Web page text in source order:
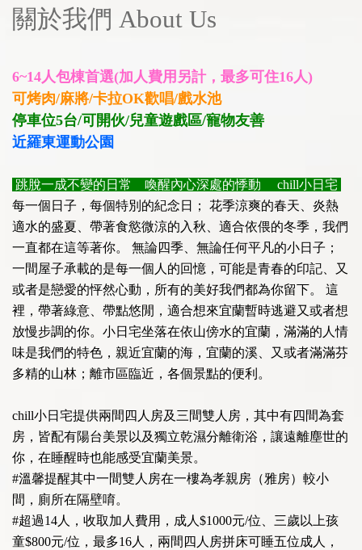
關於我們 About Us
6~14人包棟首選(加人費用另計，最多可住16人)
可烤肉/麻將/卡拉OK歡唱/戲水池
停車位5台/可開伙/兒童遊戲區/寵物友善
近羅東運動公園
跳脫一成不變的日常 喚醒內心深處的悸動 chill小日宅
每一個日子，每個特別的紀念日； 花季涼爽的春天、炎熱
適水的盛夏、帶著食慾微涼的入秋、適合依偎的冬季，我們
一直都在這等著你。 無論四季、無論任何平凡的小日子；
一間屋子承載的是每一個人的回憶，可能是青春的印記、又
或者是戀愛的怦然心動，所有的美好我們都為你留下。 這
裡，帶著綠意、帶點悠閒，適合想來宜蘭暫時逃避又或者想
放慢步調的你。小日宅坐落在依山傍水的宜蘭，滿滿的人情
味是我們的特色，親近宜蘭的海，宜蘭的溪、又或者滿滿芬
多精的山林；離市區臨近，各個景點的便利。
chill小日宅提供兩間四人房及三間雙人房，其中有四間為套
房，皆配有陽台美景以及獨立乾濕分離衛浴，讓遠離塵世的
你，在睡醒時也能感受宜蘭美景。
#溫馨提醒其中一間雙人房在一樓為孝親房（雅房）較小
間，廁所在隔壁唷。
#超過14人，收取加人費用，成人$1000元/位、三歲以上孩
童$800元/位，最多16人，兩間四人房拼床可睡五位成人，